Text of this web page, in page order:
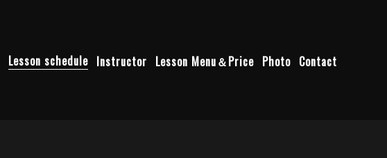
Lesson schedule Instructor Lesson Menu＆Price Photo Contact